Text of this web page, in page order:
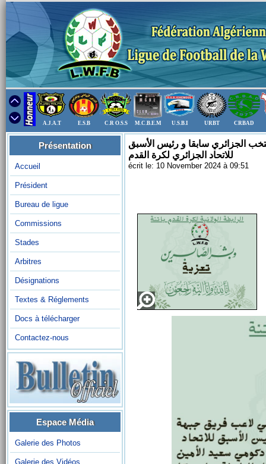
A.J.A.T E.S.B C.R O.S.S M.C.B.E.M U.S.B.I URBT CRBAD
Présentation
Accueil
Président
Bureau de ligue
Commissions
Stades
Arbitres
Désignations
Textes & Réglements
Docs à télécharger
Contactez-nous
Espace Média
Galerie des Photos
Galerie des Vidéos
الجزائري سابقا و رئيس الأسبق
للاتحاد الجزائري لكرة القدم
écrit le: 10 November 2024 à 09:51